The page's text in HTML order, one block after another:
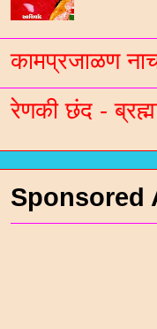
कामप्रजाळण
रेणकी छंद -
Sponsored